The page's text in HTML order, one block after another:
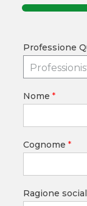
Professione
Nome *
Cognome *
Ragione